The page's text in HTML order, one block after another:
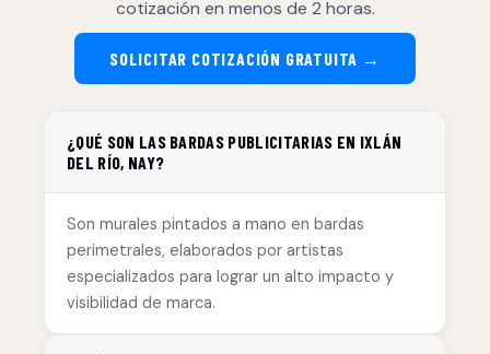
cotización en menos de 2 horas.
SOLICITAR COTIZACIÓN GRATUITA →
¿QUÉ SON LAS BARDAS PUBLICITARIAS EN IXLÁN
DEL RÍO, NAY?
Son murales pintados a mano en bardas
perimetrales, elaborados por artistas
especializados para lograr un alto impacto y
visibilidad de marca.